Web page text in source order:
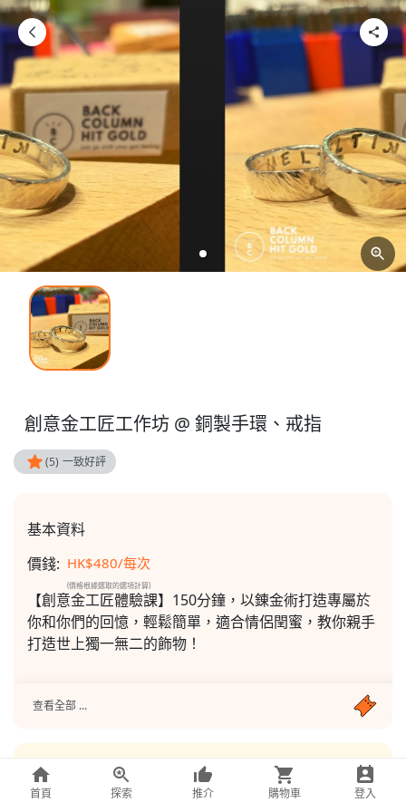
基本資料
創意金工匠工作坊 @ 銅製手環、戒指
(5) 一致好評
基本資料
價錢: HK$480/每次
(價格根據選取的選項計算)
【創意金工匠體驗課】150分鐘，以錬金術打造專屬於
你和你們的回憶，輕鬆簡單，適合情侶閏蜜，教你親手
打造世上獨一無二的飾物！
查看全部 ...
使用方法
首頁 探索 推介 購物車 登入